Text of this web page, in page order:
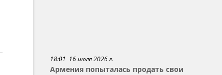
18:01 16 июля 2026 г.
Армения попыталась продать свои